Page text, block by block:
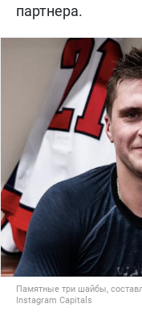
партнера.
Памятные три шайбы,
Instagram Capitals